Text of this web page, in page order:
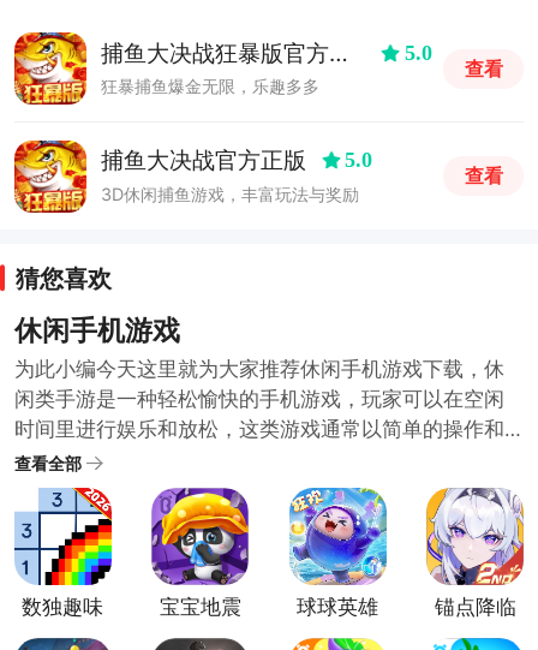
捕鱼大决战狂暴版官方正
版
5.0
狂暴捕鱼爆金无限，乐趣多多
查看
捕鱼大决战官方正版 5.0
3D休闲捕鱼游戏，丰富玩法与奖励
查看
猜您喜欢
休闲手机游戏
为此小编今天这里就为大家推荐休闲手机游戏下载，休
闲类手游是一种轻松愉快的手机游戏，玩家可以在空闲
时间里进行娱乐和放松，这类游戏通常以简单的操作和
可爱的图形设计为特点，让玩家能够轻松上手并享受游
戏过程，例如，一些经典的休闲类手游包括消除类游
戏、跳跃类游戏、解谜类游戏等，无需太多思考或投入
精力，休闲类手游可以帮助玩家放松身心，缓解压力。
感兴趣的臭宝宝们可以来下载一款试一试哦~
查看全部
数独趣味
闯关游戏
宝宝地震
安全3最新
球球英雄
国际服
锚点降临
手游